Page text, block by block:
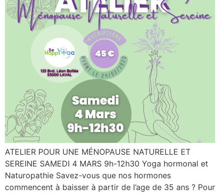
ATELIER POUR UNE MÉNOPAUSE NATURELLE ET
SEREINE SAMEDI 4 MARS 9h-12h30 Yoga hormonal et
Naturopathie Savez-vous que nos hormones
commencent à baisser à partir de l’age de 35 ans ? Pour